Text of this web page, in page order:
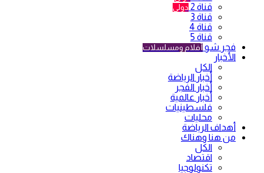
قناة 2 دولي
قناة 3
قناة 4
قناة 5
فجر شو أفلام ومسلسلات
الأخبار
الكل
أخبار الرياضة
أخبار الفجر
أخبار عالمية
فلسطينيات
محليات
أهداف الرياضة
من هنا وهناك
الكل
اقتصاد
تكنولوجيا